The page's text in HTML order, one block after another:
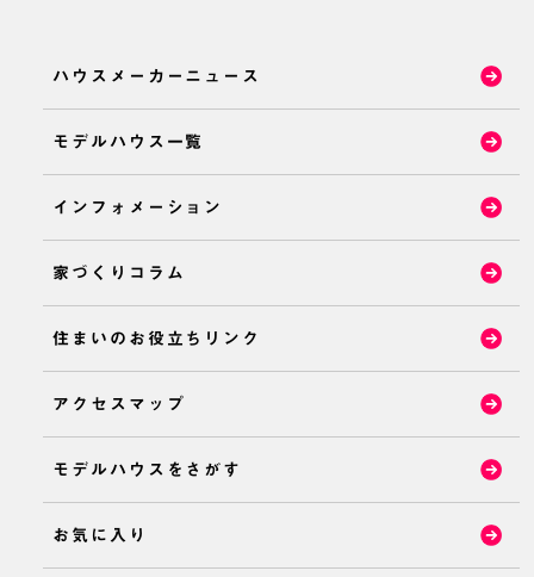
ハウスメーカーニュース
モデルハウス一覧
インフォメーション
家づくりコラム
住まいのお役立ちリンク
アクセスマップ
モデルハウスをさがす
お気に入り